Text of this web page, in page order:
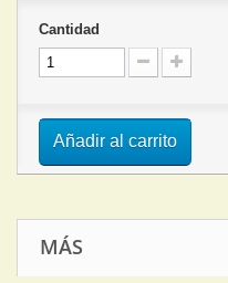
Cantidad
Añadir al carrito
MÁS